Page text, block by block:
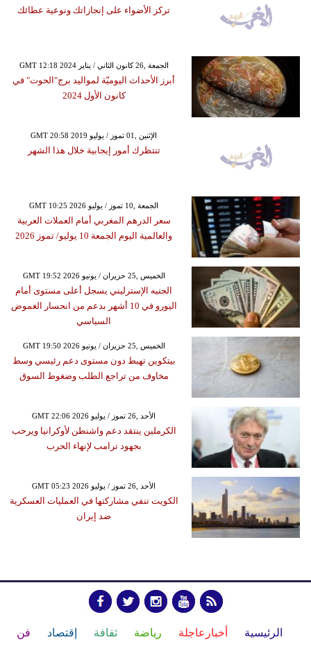
تركز الأضواء على إنجازاتك ونوعية عطائك
GMT 12:18 2024 الجمعة ,26 كانون الثاني / يناير
أبرز الأحداث اليوميّة لمواليد برج"الحوت" في
كانون الأول 2024
GMT 20:58 2019 الإثنين ,01 تموز / يوليو
تنتظرك أمور إيجابية خلال هذا الشهر
GMT 10:25 2026 الجمعة ,10 تموز / يوليو
سعر الدرهم المغربي أمام العملات العربية
والعالمية اليوم الجمعة 10 يوليو/ تموز 2026
GMT 19:52 2026 الخميس ,25 حزيران / يونيو
الجنيه الإسترليني يسجل أعلى مستوى أمام
اليورو في 10 أشهر بدعم من انحسار الغموض
السياسي
GMT 19:50 2026 الخميس ,25 حزيران / يونيو
بيتكوين تهبط دون مستوى دعم رئيسي وسط
مخاوف من تراجع الطلب وضغوط السوق
GMT 22:06 2026 الأحد ,26 تموز / يوليو
الكرملين ينتقد دعم واشنطن لأوكرانيا ويرحب
بجهود ترامب لإنهاء الحرب
GMT 05:23 2026 الأحد ,26 تموز / يوليو
الكويت تنفي مشاركتها في العمليات العسكرية
ضد إيران
الرئيسية أخبارعاجلة رياضة ثقافة إقتصاد فن